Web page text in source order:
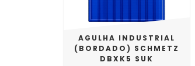
AGULHA INDUSTRIAL
(BORDADO) SCHMETZ
DBXK5 SUK